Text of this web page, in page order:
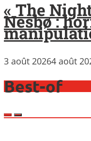
« The
Nesbø :
3 août 20264 août
Best-of